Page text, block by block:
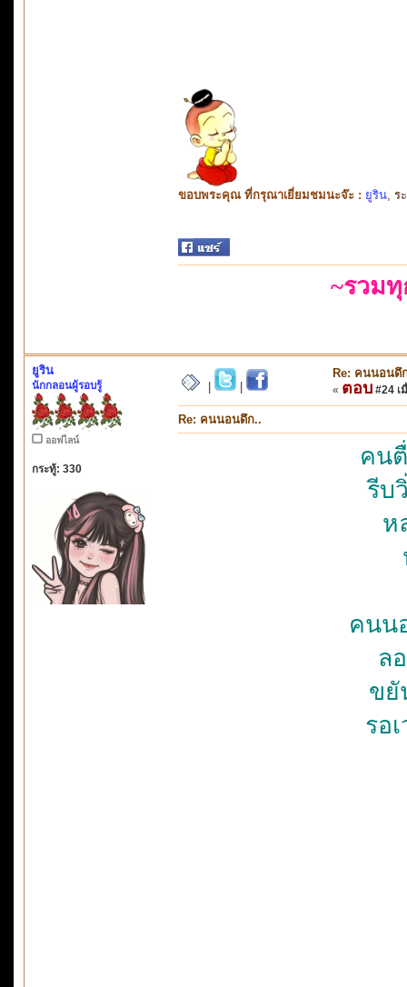
ขอบพระคุณ ที่กรุณาเยี่ยมชมนะจ๊ะ : ยูริน ร
~รวม
ยูริน
นักกลอนผู้รอบรู้
ออฟไลน์
กระทู้: 330
Re: คนนอนดึ
« ตอบ #24 เ
Re: คนนอนดึก..
คน
รีบ
ห
คนน
ล
ขยั
รอ